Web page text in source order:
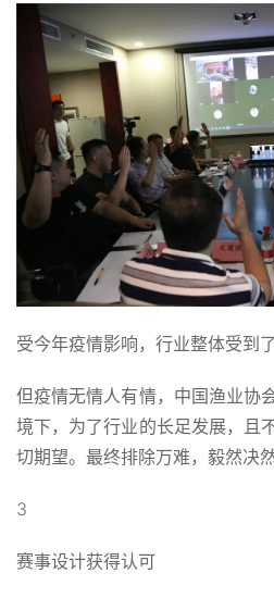
受今年疫情影响，行业整体受到
但疫情无情人有情，中国渔业协
境下，为了行业的长足发展，且
切期望。最终排除万难，毅然决
3
赛事设计获得认可